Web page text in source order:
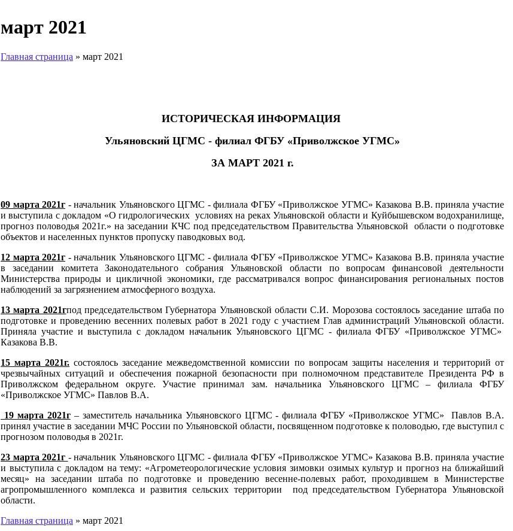
март 2021
Главная страница » март 2021
ИСТОРИЧЕСКАЯ ИНФОРМАЦИЯ
Ульяновский ЦГМС - филиал ФГБУ «Приволжское УГМС»
ЗА МАРТ 2021 г.
09 марта 2021г - начальник Ульяновского ЦГМС - филиала ФГБУ «Приволжское УГМС» Казакова В.В. приняла участие
и выступила с докладом «О гидрологических условиях на реках Ульяновской области и Куйбышевском водохранилище,
прогноз половодья 2021г.» на заседании КЧС под председательством Правительства Ульяновской области о подготовке
объектов и населенных пунктов пропуску паводковых вод.
12 марта 2021г - начальник Ульяновского ЦГМС - филиала ФГБУ «Приволжское УГМС» Казакова В.В. приняла участие
в заседании комитета Законодательного собрания Ульяновской области по вопросам финансовой деятельности
Министерства природы и цикличной экономики, где рассматривался вопрос финансирования региональных постов
наблюдений за загрязнением атмосферного воздуха.
13 марта 2021гпод председательством Губернатора Ульяновской области С.И. Морозова состоялось заседание штаба по
подготовке и проведению весенних полевых работ в 2021 году с участием Глав администраций Ульяновской области.
Приняла участие и выступила с докладом начальник Ульяновского ЦГМС - филиала ФГБУ «Приволжское УГМС»
Казакова В.В.
15 марта 2021г. состоялось заседание межведомственной комиссии по вопросам защиты населения и территорий от
чрезвычайных ситуаций и обеспечения пожарной безопасности при полномочном представителе Президента РФ в
Приволжском федеральном округе. Участие принимал зам. начальника Ульяновского ЦГМС – филиала ФГБУ
«Приволжское УГМС» Павлов В.А.
19 марта 2021г– заместитель начальника Ульяновского ЦГМС - филиала ФГБУ «Приволжское УГМС» Павлов В.А.
принял участие в заседании МЧС России по Ульяновской области, посвященном подготовке к половодью, где выступил с
прогнозом половодья в 2021г.
23 марта 2021г - начальник Ульяновского ЦГМС - филиала ФГБУ «Приволжское УГМС» Казакова В.В. приняла участие
и выступила с докладом на тему: «Агрометеорологические условия зимовки озимых культур и прогноз на ближайший
месяц» на заседании штаба по подготовке и проведению весенне-полевых работ, проходившем в Министерстве
агропромышленного комплекса и развития сельских территории под председательством Губернатора Ульяновской
области.
Главная страница » март 2021